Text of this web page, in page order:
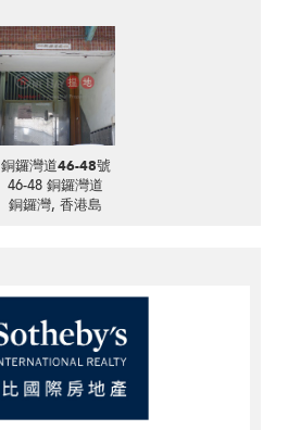
銅鑼灣道46-48號
46-48 銅鑼灣道
銅鑼灣, 香港島